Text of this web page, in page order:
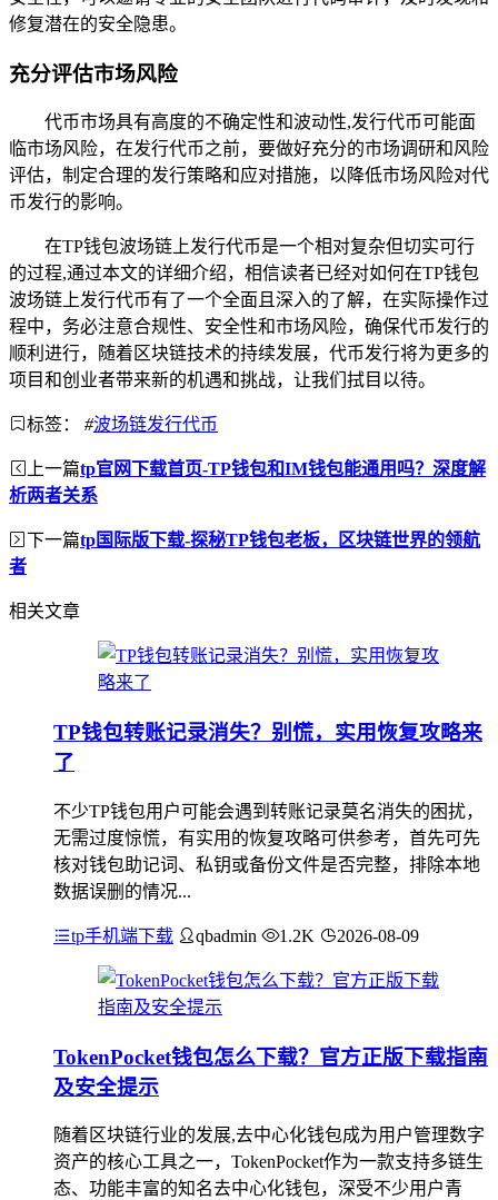
修复潜在的安全隐患。
充分评估市场风险
代币市场具有高度的不确定性和波动性,发行代币可能面
临市场风险，在发行代币之前，要做好充分的市场调研和风险
评估，制定合理的发行策略和应对措施，以降低市场风险对代
币发行的影响。
在TP钱包波场链上发行代币是一个相对复杂但切实可行
的过程,通过本文的详细介绍，相信读者已经对如何在TP钱包
波场链上发行代币有了一个全面且深入的了解，在实际操作过
程中，务必注意合规性、安全性和市场风险，确保代币发行的
顺利进行，随着区块链技术的持续发展，代币发行将为更多的
项目和创业者带来新的机遇和挑战，让我们拭目以待。
标签： #波场链发行代币
上一篇tp官网下载首页-TP钱包和IM钱包能通用吗？深度解
析两者关系
下一篇tp国际版下载-探秘TP钱包老板，区块链世界的领航
者
相关文章
TP钱包转账记录消失？别慌，实用恢复攻略来
了
不少TP钱包用户可能会遇到转账记录莫名消失的困扰，
无需过度惊慌，有实用的恢复攻略可供参考，首先可先
核对钱包助记词、私钥或备份文件是否完整，排除本地
数据误删的情况...
tp手机端下载 qbadmin 1.2K 2026-08-09
TokenPocket钱包怎么下载？官方正版下载指南
及安全提示
随着区块链行业的发展,去中心化钱包成为用户管理数字
资产的核心工具之一，TokenPocket作为一款支持多链生
态、功能丰富的知名去中心化钱包，深受不少用户青